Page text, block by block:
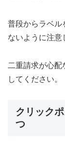
普段からラベル
ないように注意
二重請求が心
してください。
クリック
つ